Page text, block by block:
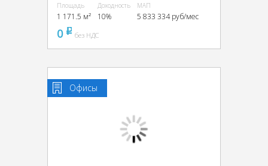
Площадь
1 171.5 м²
Доходность
10%
МАП
5 833 334 руб/мес
0 pуббез НДС
Офисы